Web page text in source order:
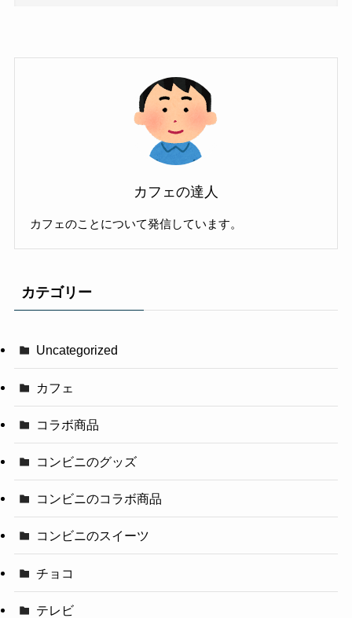
カフェの達人
カフェのことについて発信しています。
カテゴリー
Uncategorized
カフェ
コラボ商品
コンビニのグッズ
コンビニのコラボ商品
コンビニのスイーツ
チョコ
テレビ